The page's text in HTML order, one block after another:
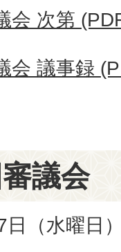
会 次第
会 議事録
議会
日（水曜日